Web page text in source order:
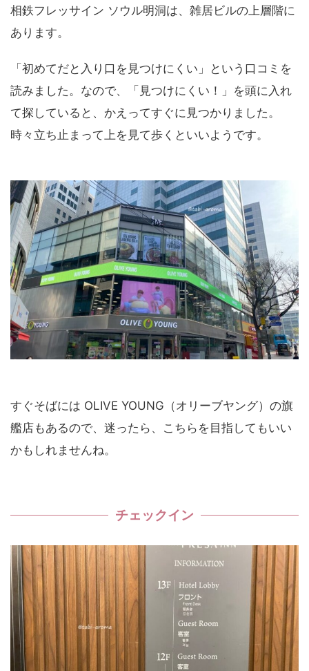
相鉄フレッサイン ソウル明洞は、雑居ビルの上層階に
あります。
「初めてだと入り口を見つけにくい」という口コミを
読みました。なので、「見つけにくい！」を頭に入れ
て探していると、かえってすぐに見つかりました。
時々立ち止まって上を見て歩くといいようです。
すぐそばには OLIVE YOUNG（オリーブヤング）の旗
艦店もあるので、迷ったら、こちらを目指してもいい
かもしれませんね。
チェックイン